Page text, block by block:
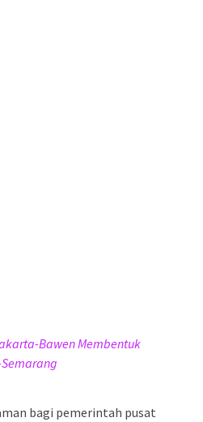
Bawen Membentuk
bagi pemerintah pusat